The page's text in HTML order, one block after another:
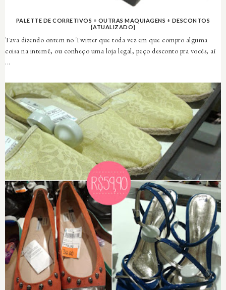
PALETTE DE CORRETIVOS + OUTRAS MAQUIAGENS + DESCONTOS
{ATUALIZADO}
Tava dizendo ontem no Twitter que toda vez em que compro alguma
coisa na internê, ou conheço uma loja legal, peço desconto pra vocês, aí
...